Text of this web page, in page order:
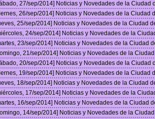
27/sep/2014] Noticias y Novedades de la Ciudad
26/sep/2014] Noticias y Novedades de la Ciudad
25/sep/2014] Noticias y Novedades de la Ciudad
24/sep/2014] Noticias y Novedades de la
23/sep/2014] Noticias y Novedades de la Ciudad
21/sep/2014] Noticias y Novedades de la
20/sep/2014] Noticias y Novedades de la Ciudad
19/sep/2014] Noticias y Novedades de la Ciudad
18/sep/2014] Noticias y Novedades de la Ciudad
17/sep/2014] Noticias y Novedades de la
16/sep/2014] Noticias y Novedades de la Ciudad
14/sep/2014] Noticias y Novedades de la